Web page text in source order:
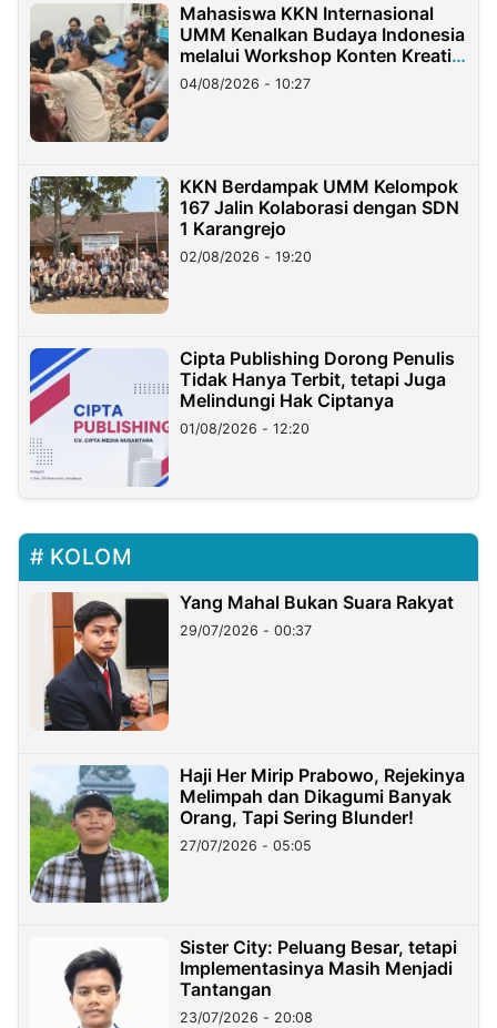
Mahasiswa KKN Internasional
UMM Kenalkan Budaya Indonesia
melalui Workshop Konten Kreatif
di Taiwan
04/08/2026 - 10:27
KKN Berdampak UMM Kelompok
167 Jalin Kolaborasi dengan SDN
1 Karangrejo
02/08/2026 - 19:20
Cipta Publishing Dorong Penulis
Tidak Hanya Terbit, tetapi Juga
Melindungi Hak Ciptanya
01/08/2026 - 12:20
KOLOM
Yang Mahal Bukan Suara Rakyat
29/07/2026 - 00:37
Haji Her Mirip Prabowo, Rejekinya
Melimpah dan Dikagumi Banyak
Orang, Tapi Sering Blunder!
27/07/2026 - 05:05
Sister City: Peluang Besar, tetapi
Implementasinya Masih Menjadi
Tantangan
23/07/2026 - 20:08